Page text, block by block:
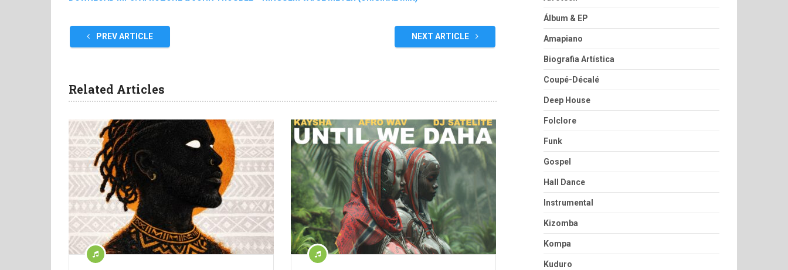
PREV ARTICLE NEXT ARTICLE
Related Articles
Álbum & EP
Amapiano
Biografia Artística
Coupé-Décalé
Deep House
Folclore
Funk
Gospel
Hall Dance
Instrumental
Kizomba
Kompa
Kuduro